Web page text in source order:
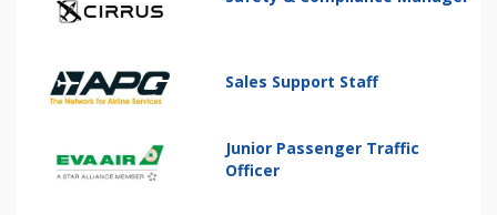
Sales Support Staff
Junior Passenger Traffic
Officer